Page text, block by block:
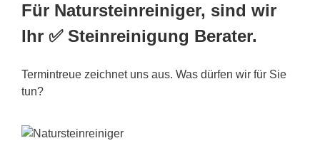
Für Natursteinreiniger, sind wir
Ihr ✅ Steinreinigung Berater.
Termintreue zeichnet uns aus. Was dürfen wir für Sie
tun?